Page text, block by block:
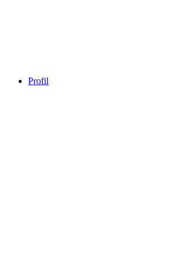
Profil